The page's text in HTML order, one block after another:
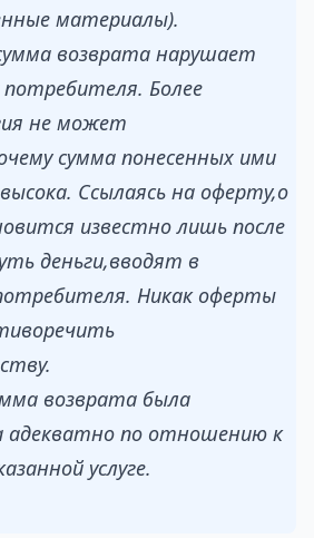
материалы).
возврата нарушает
Более
не может
сумма понесенных ими
Ссылаясь на оферту,о
известно лишь после
деньги,вводят в
Никак оферты
возврата была
адекватно по отношению к
услуге.